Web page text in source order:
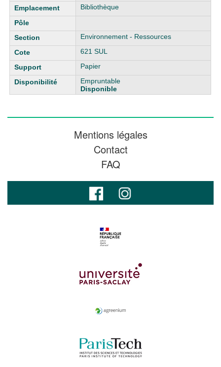
Bibliothèque
Environnement - Ressources
621 SUL
Papier
Empruntable
Disponible
Mentions légales
Contact
FAQ